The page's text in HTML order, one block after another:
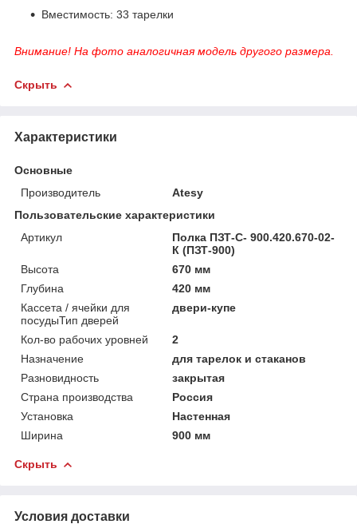
Вместимость: 33 тарелки
Внимание! На фото аналогичная модель другого размера.
Скрыть
Характеристики
Основные
Производитель
Atesy
Пользовательские характеристики
Артикул
Полка ПЗТ-С- 900.420.670-02-
К (ПЗТ-900)
Высота
670 мм
Глубина
420 мм
Кассета / ячейки для
посудыТип дверей
двери-купе
Кол-во рабочих уровней
2
Назначение
для тарелок и стаканов
Разновидность
закрытая
Страна производства
Россия
Установка
Настенная
Ширина
900 мм
Скрыть
Условия доставки